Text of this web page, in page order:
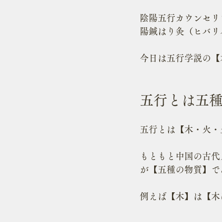
陰陽五行カウンセ
陽鍼はり灸（ヒバ
今日は五行学説の
五行とは五
五行とは【木・火
もともと中国の古
が【五種の物質】
例えば【木】は【